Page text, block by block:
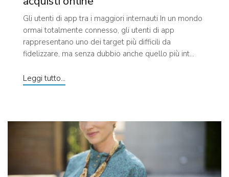
Gli utenti di app tra i maggiori internauti In un mondo
ormai totalmente connesso, gli utenti di app
rappresentano uno dei target più difficili da
fidelizzare, ma senza dubbio anche quello più int...
Leggi tutto...